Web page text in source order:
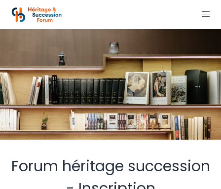
Forum héritage succession